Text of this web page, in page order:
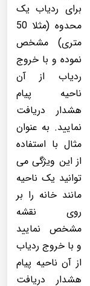
برای ردیاب یک
محدوه (مثلا 50
متری) مشخص
نموده و با خروج
ردیاب از آن
ناحیه پیام
هشدار دریافت
نمایید. به عنوان
مثال با استفاده
از این ویژگی می
توانید یک ناحیه
مانند خانه را بر
روی نقشه
مشخص نمایید
و با خروج ردیاب
از آن ناحیه پیام
هشدار دریافت